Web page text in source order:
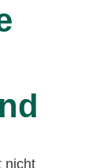
nicht